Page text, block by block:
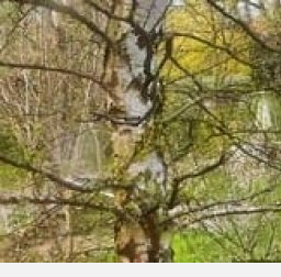
Zum
Inhalt
springen